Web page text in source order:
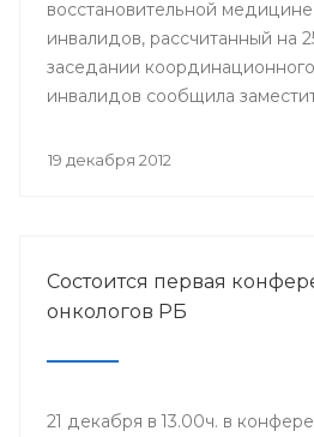
восстановительной
инвалидов, рассчитанный на
заседании
инвалидов сообщила
Башкортостан Лилия Гумерова.
19 декабря 2012
Состоится первая
онкологов РБ
21 декабря в 13.00ч. в